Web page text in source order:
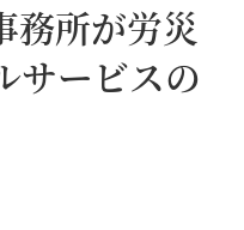
務所が労災
サービスの